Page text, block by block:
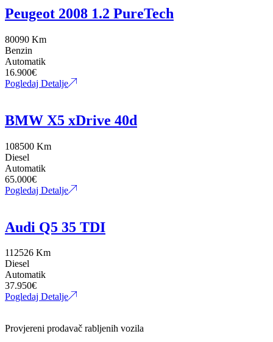
Peugeot 2008 1.2 PureTech
80090 Km
Benzin
Automatik
16.900€
Pogledaj Detalje
BMW X5 xDrive 40d
108500 Km
Diesel
Automatik
65.000€
Pogledaj Detalje
Audi Q5 35 TDI
112526 Km
Diesel
Automatik
37.950€
Pogledaj Detalje
Provjereni prodavač rabljenih vozila